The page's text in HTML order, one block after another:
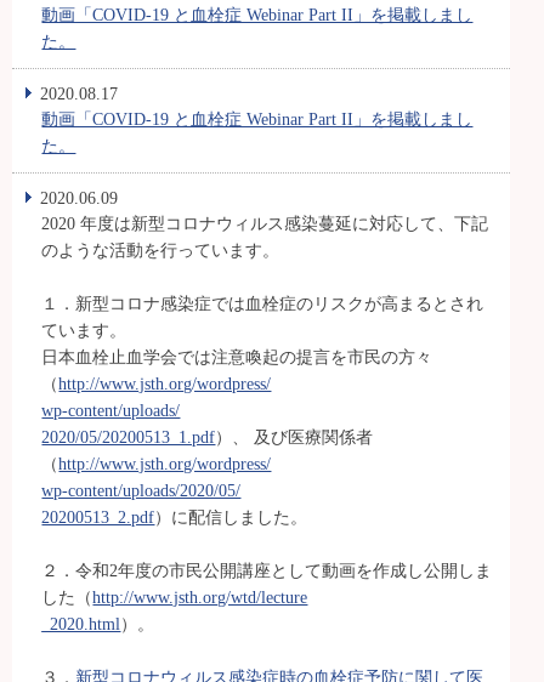
動画「COVID-19 と血栓症 Webinar Part II」を掲載しまし
た。
2020.08.17
動画「COVID-19 と血栓症 Webinar Part II」を掲載しまし
た。
2020.06.09
2020 年度は新型コロナウィルス感染蔓延に対応して、下記
のような活動を行っています。
１．新型コロナ感染症では血栓症のリスクが高まるとされ
ています。
日本血栓止血学会では注意喚起の提言を市民の方々
（http://www.jsth.org/wordpress/
wp-content/uploads/
2020/05/20200513_1.pdf）、 及び医療関係者
（http://www.jsth.org/wordpress/
wp-content/uploads/2020/05/
20200513_2.pdf）に配信しました。
２．令和2年度の市民公開講座として動画を作成し公開しま
した（http://www.jsth.org/wtd/lecture
_2020.html）。
３． 新型コロナウィルス感染症時の血栓症予防に関して医